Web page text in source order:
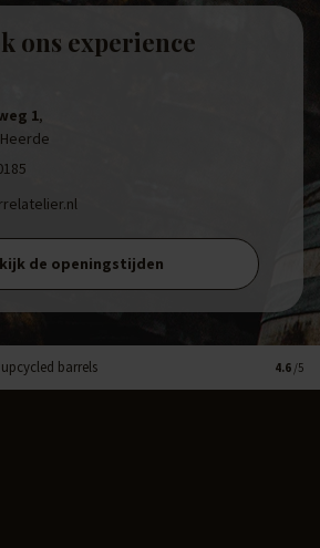
ons experience
1,
de openingstijden
barrels 4.6 /5